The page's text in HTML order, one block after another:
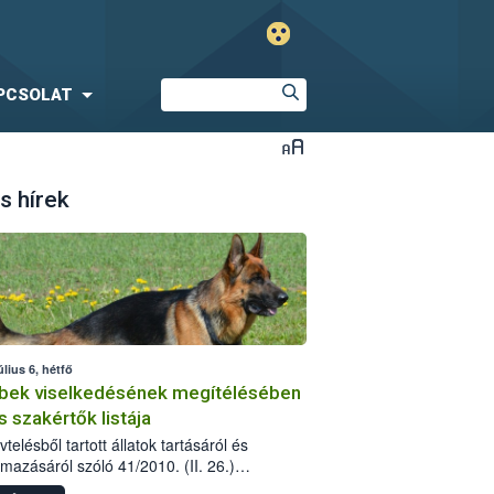
hírek
6, hétfő
viselkedésének megítélésében
szakértők listája
tartott állatok tartásáról és
szóló 41/2010. (II. 26.)
szabályozza az eb okozta fizikai